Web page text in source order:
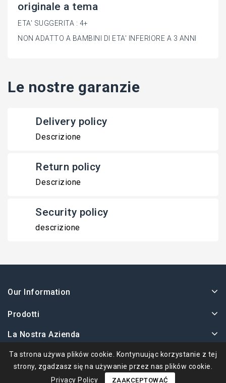
originale a tema
ETA' SUGGERITA : 4+
NON ADATTO A BAMBINI DI ETA' INFERIORE A 3 ANNI
Le nostre garanzie
Delivery policy
Descrizione
Return policy
Descrizione
Security policy
descrizione
Our Information
Prodotti
La Nostra Azienda
Twoje Konto
Ta strona używa plików cookie. Kontynuując korzystanie z tej
strony, zgadzasz się na używanie przez nas plików cookie.
Privacy Policy
ZAAKCEPTOWAĆ